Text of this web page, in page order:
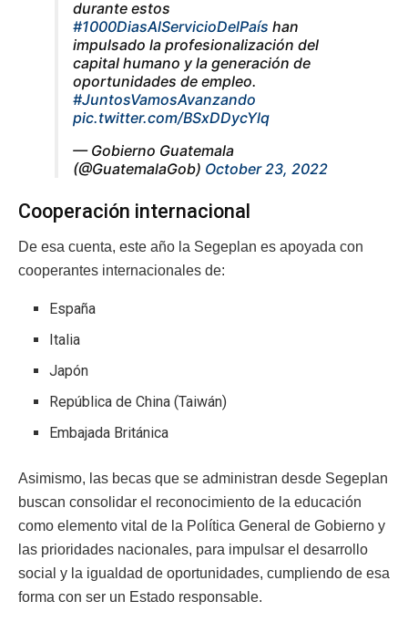
durante estos
#1000DiasAlServicioDelPaís han
impulsado la profesionalización del
capital humano y la generación de
oportunidades de empleo.
#JuntosVamosAvanzando
pic.twitter.com/BSxDDycYlq
— Gobierno Guatemala
(@GuatemalaGob) October 23, 2022
Cooperación internacional
De esa cuenta, este año la Segeplan es apoyada con
cooperantes internacionales de:
España
Italia
Japón
República de China (Taiwán)
Embajada Británica
Asimismo, las becas que se administran desde Segeplan
buscan consolidar el reconocimiento de la educación
como elemento vital de la Política General de Gobierno y
las prioridades nacionales, para impulsar el desarrollo
social y la igualdad de oportunidades, cumpliendo de esa
forma con ser un Estado responsable.